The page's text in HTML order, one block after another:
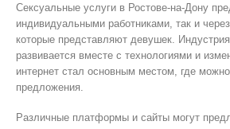
Сексуальные услуги в Ростове-на-Дону
индивидуальными работниками, так и
которые представляют девушек.
развивается вместе с технологиями и
интернет стал основным местом, где
предложения.
Различные платформы и сайты могут